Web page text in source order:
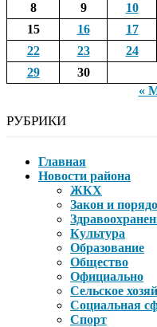
8
9 10
15
16 17
22
23 24
29
30
«
РУБРИКИ
Главная
Новости района
ЖКХ
Закон и
Культура
Образование
Общество
Официально
Сельское
Социальная
Спорт